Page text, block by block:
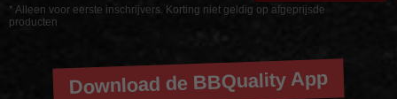
* Alleen voor eerste inschrijvers. Korting niet geldig op afgeprijsde
producten
Download de BBQuality App